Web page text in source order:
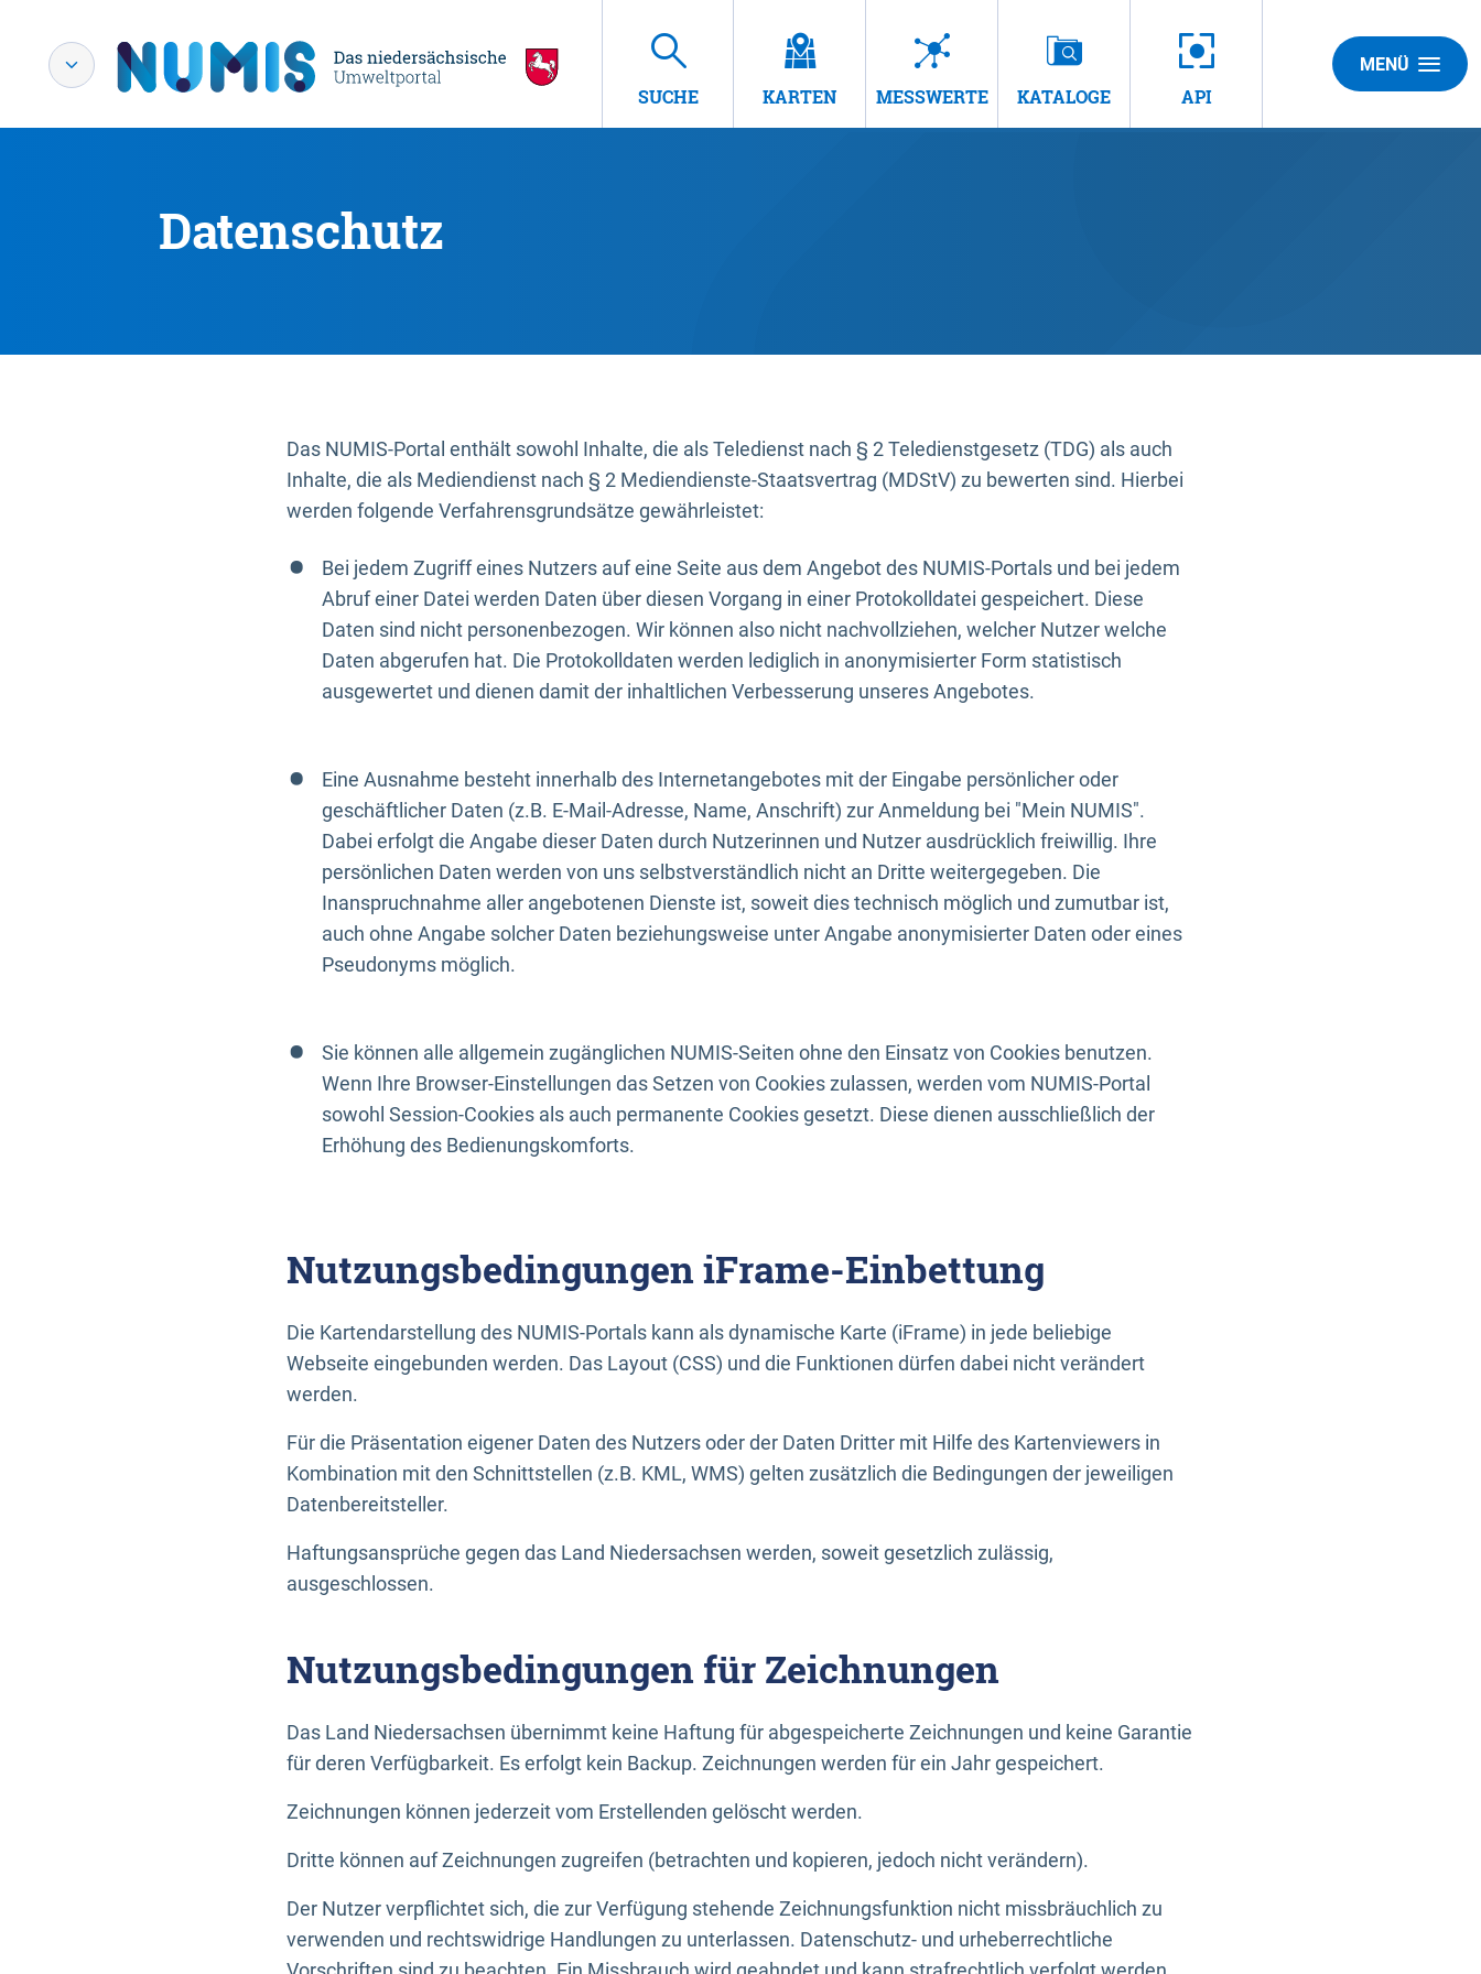
SUCHE KARTEN MESSWERTE KATALOGE API
MENÜ
Datenschutz
Das NUMIS-Portal enthält sowohl Inhalte, die als Teledienst nach § 2 Teledienstgesetz (TDG) als auch
Inhalte, die als Mediendienst nach § 2 Mediendienste-Staatsvertrag (MDStV) zu bewerten sind. Hierbei
werden folgende Verfahrensgrundsätze gewährleistet:
Bei jedem Zugriff eines Nutzers auf eine Seite aus dem Angebot des NUMIS-Portals und bei jedem
Abruf einer Datei werden Daten über diesen Vorgang in einer Protokolldatei gespeichert. Diese
Daten sind nicht personenbezogen. Wir können also nicht nachvollziehen, welcher Nutzer welche
Daten abgerufen hat. Die Protokolldaten werden lediglich in anonymisierter Form statistisch
ausgewertet und dienen damit der inhaltlichen Verbesserung unseres Angebotes.
Eine Ausnahme besteht innerhalb des Internetangebotes mit der Eingabe persönlicher oder
geschäftlicher Daten (z.B. E-Mail-Adresse, Name, Anschrift) zur Anmeldung bei "Mein NUMIS".
Dabei erfolgt die Angabe dieser Daten durch Nutzerinnen und Nutzer ausdrücklich freiwillig. Ihre
persönlichen Daten werden von uns selbstverständlich nicht an Dritte weitergegeben. Die
Inanspruchnahme aller angebotenen Dienste ist, soweit dies technisch möglich und zumutbar ist,
auch ohne Angabe solcher Daten beziehungsweise unter Angabe anonymisierter Daten oder eines
Pseudonyms möglich.
Sie können alle allgemein zugänglichen NUMIS-Seiten ohne den Einsatz von Cookies benutzen.
Wenn Ihre Browser-Einstellungen das Setzen von Cookies zulassen, werden vom NUMIS-Portal
sowohl Session-Cookies als auch permanente Cookies gesetzt. Diese dienen ausschließlich der
Erhöhung des Bedienungskomforts.
Nutzungsbedingungen iFrame-Einbettung
Die Kartendarstellung des NUMIS-Portals kann als dynamische Karte (iFrame) in jede beliebige
Webseite eingebunden werden. Das Layout (CSS) und die Funktionen dürfen dabei nicht verändert
werden.
Für die Präsentation eigener Daten des Nutzers oder der Daten Dritter mit Hilfe des Kartenviewers in
Kombination mit den Schnittstellen (z.B. KML, WMS) gelten zusätzlich die Bedingungen der jeweiligen
Datenbereitsteller.
Haftungsansprüche gegen das Land Niedersachsen werden, soweit gesetzlich zulässig,
ausgeschlossen.
Nutzungsbedingungen für Zeichnungen
Das Land Niedersachsen übernimmt keine Haftung für abgespeicherte Zeichnungen und keine Garantie
für deren Verfügbarkeit. Es erfolgt kein Backup. Zeichnungen werden für ein Jahr gespeichert.
Zeichnungen können jederzeit vom Erstellenden gelöscht werden.
Dritte können auf Zeichnungen zugreifen (betrachten und kopieren, jedoch nicht verändern).
Der Nutzer verpflichtet sich, die zur Verfügung stehende Zeichnungsfunktion nicht missbräuchlich zu
verwenden und rechtswidrige Handlungen zu unterlassen. Datenschutz- und urheberrechtliche